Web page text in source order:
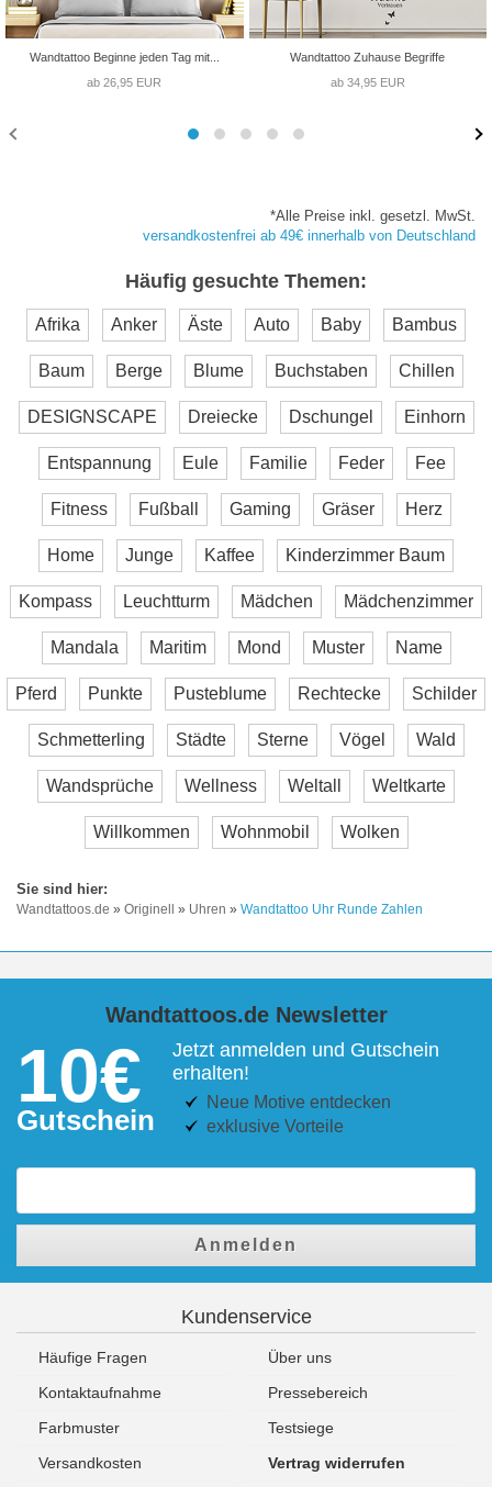
Wandtattoo Beginne jeden Tag mit...
ab 26,95 EUR
Wandtattoo Zuhause Begriffe
ab 34,95 EUR
*Alle Preise inkl. gesetzl. MwSt.
versandkostenfrei ab 49€ innerhalb von Deutschland
Häufig gesuchte Themen:
Afrika Anker Äste Auto Baby Bambus
Baum Berge Blume Buchstaben Chillen
DESIGNSCAPE Dreiecke Dschungel Einhorn
Entspannung Eule Familie Feder Fee
Fitness Fußball Gaming Gräser Herz
Home Junge Kaffee Kinderzimmer Baum
Kompass Leuchtturm Mädchen Mädchenzimmer
Mandala Maritim Mond Muster Name
Pferd Punkte Pusteblume Rechtecke Schilder
Schmetterling Städte Sterne Vögel Wald
Wandsprüche Wellness Weltall Weltkarte
Willkommen Wohnmobil Wolken
Wandtattoos.de » Originell » Uhren » Wandtattoo Uhr Runde Zahlen
Wandtattoos.de Newsletter
10€
Gutschein
Jetzt anmelden und Gutschein
erhalten!
Neue Motive entdecken
exklusive Vorteile
Anmelden
Kundenservice
Häufige Fragen
Über uns
Kontaktaufnahme
Pressebereich
Farbmuster
Testsiege
Versandkosten
Vertrag widerrufen